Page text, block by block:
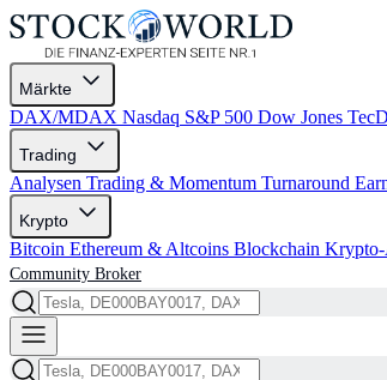
Märkte
DAX/MDAX Nasdaq S&P 500 Dow Jones
Trading
Analysen Trading & Momentum Turnaround
Krypto
Bitcoin Ethereum & Altcoins Blockchain
Community Broker